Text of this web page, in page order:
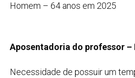
Homem – 64 anos em 2025
Aposentadoria do professor –
Necessidade de possuir um